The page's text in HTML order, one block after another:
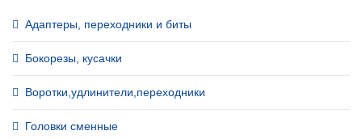
Адаптеры, переходники и биты
Бокорезы, кусачки
Воротки,удлинители,переходники
Головки сменные